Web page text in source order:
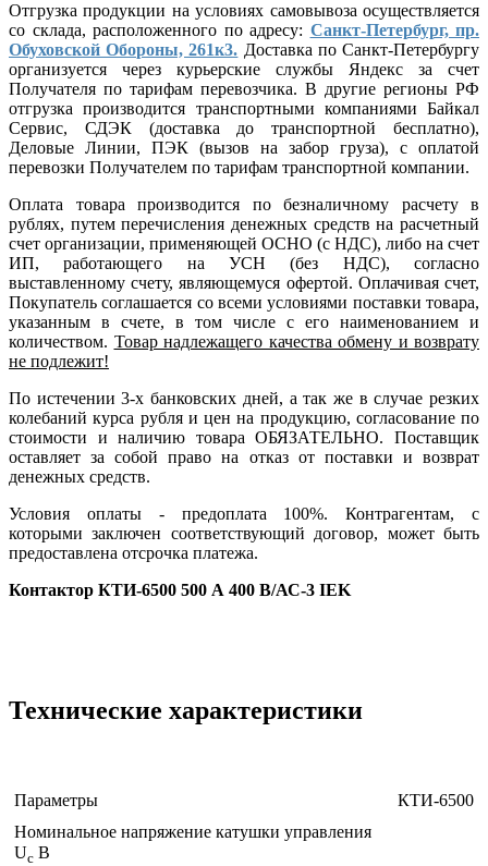
Отгрузка продукции на условиях самовывоза осуществляется
со склада, расположенного по адресу: Санкт-Петербург, пр.
Обуховской Обороны, 261к3. Доставка по Санкт-Петербургу
организуется через курьерские службы Яндекс за счет
Получателя по тарифам перевозчика. В другие регионы РФ
отгрузка производится транспортными компаниями Байкал
Сервис, СДЭК (доставка до транспортной бесплатно),
Деловые Линии, ПЭК (вызов на забор груза), с оплатой
перевозки Получателем по тарифам транспортной компании.
Оплата товара производится по безналичному расчету в
рублях, путем перечисления денежных средств на расчетный
счет организации, применяющей ОСНО (с НДС), либо на счет
ИП, работающего на УСН (без НДС), согласно
выставленному счету, являющемуся офертой. Оплачивая счет,
Покупатель соглашается со всеми условиями поставки товара,
указанным в счете, в том числе с его наименованием и
количеством. Товар надлежащего качества обмену и возврату
не подлежит!
По истечении 3-х банковских дней, а так же в случае резких
колебаний курса рубля и цен на продукцию, согласование по
стоимости и наличию товара ОБЯЗАТЕЛЬНО. Поставщик
оставляет за собой право на отказ от поставки и возврат
денежных средств.
Условия оплаты - предоплата 100%. Контрагентам, с
которыми заключен соответствующий договор, может быть
предоставлена отсрочка платежа.
Контактор КТИ-6500 500 А 400 В/АС-3 IEK
Технические характеристики
Параметры
КТИ-6500
Номинальное напряжение катушки управления
Uc В